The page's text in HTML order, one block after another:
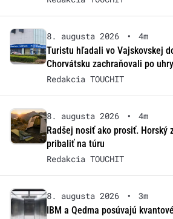
8. augusta 2026 •
4m
Turistu hľadali vo Vajskovskej
Chorvátsku zachraňovali po
Redakcia TOUCHIT
8. augusta 2026 •
4m
Radšej nosiť ako prosiť. Horský
pribaliť na túru
Redakcia TOUCHIT
8. augusta 2026 •
3m
IBM a Qedma posúvajú